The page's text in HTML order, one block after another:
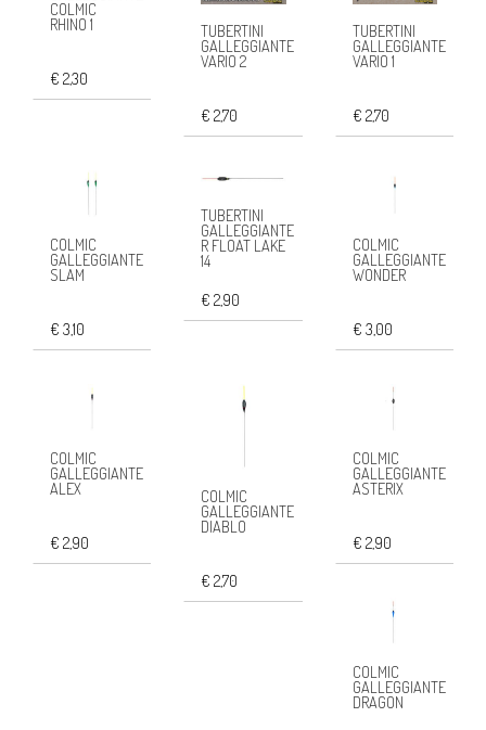
COLMIC
RHINO 1
€ 2,30
TUBERTINI
GALLEGGIANTE
VARIO 2
€ 2,70
TUBERTINI
GALLEGGIANTE
VARIO 1
€ 2,70
COLMIC
GALLEGGIANTE
SLAM
€ 3,10
TUBERTINI
GALLEGGIANTE
R FLOAT LAKE
14
€ 2,90
COLMIC
GALLEGGIANTE
WONDER
€ 3,00
COLMIC
GALLEGGIANTE
ALEX
€ 2,90
COLMIC
GALLEGGIANTE
DIABLO
€ 2,70
COLMIC
GALLEGGIANTE
ASTERIX
€ 2,90
COLMIC
GALLEGGIANTE
DRAGON